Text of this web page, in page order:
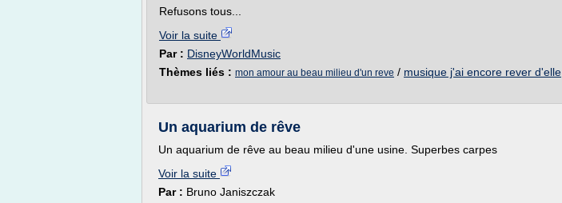
Refusons tous...
Voir la suite
Par : DisneyWorldMusic
Thèmes liés : mon amour au beau milieu d'un reve / musique j'ai encore rever d'elle
Un aquarium de rêve
Un aquarium de rêve au beau milieu d'une usine. Superbes carpes
Voir la suite
Par : Bruno Janiszczak